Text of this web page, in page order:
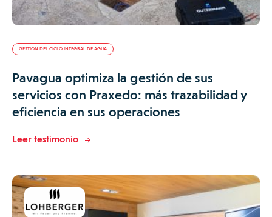
GESTIÓN DEL CICLO INTEGRAL DE AGUA
Pavagua optimiza la gestión de sus
servicios con Praxedo: más trazabilidad y
eficiencia en sus operaciones
Leer testimonio